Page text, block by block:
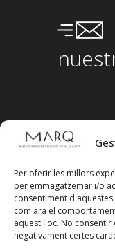
Per oferir les millors
per emmagatzemar i/o
consentiment
com ara el
aquest lloc. No
negativament certes